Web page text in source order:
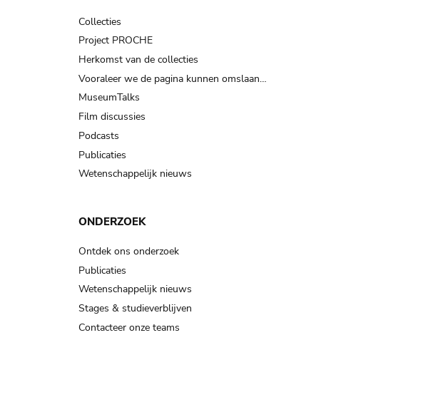
Collecties
Project PROCHE
Herkomst van de collecties
Vooraleer we de pagina kunnen omslaan…
MuseumTalks
Film discussies
Podcasts
Publicaties
Wetenschappelijk nieuws
ONDERZOEK
Ontdek ons onderzoek
Publicaties
Wetenschappelijk nieuws
Stages & studieverblijven
Contacteer onze teams